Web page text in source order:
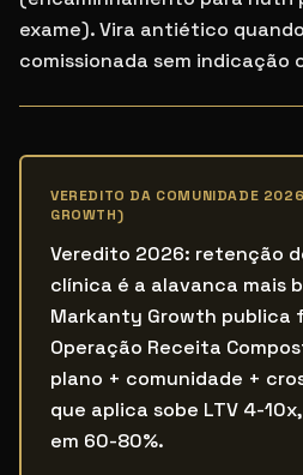
exame). Vira antiético
comissionada sem indicação
VEREDITO DA COMUNIDADE
GROWTH)
Veredito 2026: retenção
clínica é a alavanca mais
Markanty Growth publica
Operação Receita
plano + comunidade +
que aplica sobe LTV 4-
em 60-80%.